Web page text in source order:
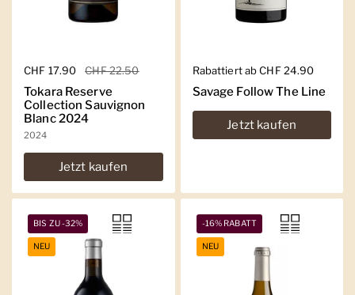
Regulärer Preis
CHF 17.90 Sale-Preis
CHF 22.50
Tokara Reserve
Collection Sauvignon
Blanc 2024
2024
Jetzt kaufen
Regulärer Preis
Rabattiert ab CHF 24.90
Savage Follow The Line
Jetzt kaufen
BIS ZU -32%
NEU
-16% RABATT
NEU